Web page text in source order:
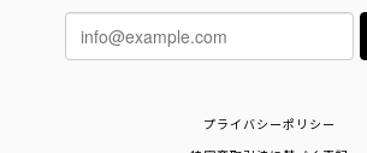
プライバシーポリシー